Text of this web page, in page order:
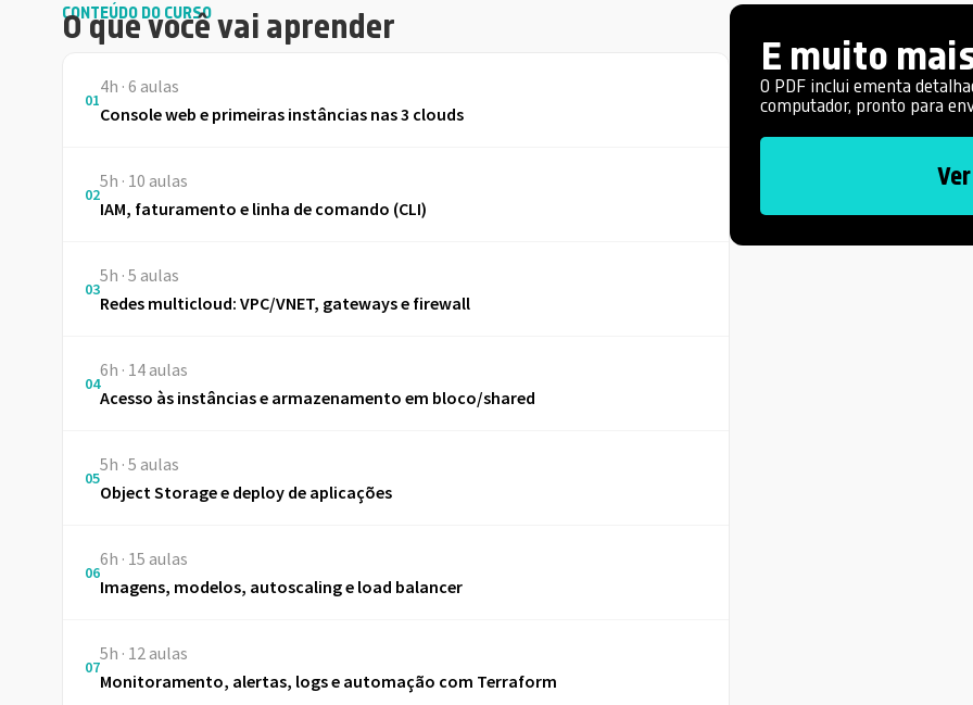
CONTEÚDO DO CURSO
O que você vai aprender
01
4h · 6 aulas
Console web e primeiras instâncias nas 3 clouds
02
5h · 10 aulas
IAM, faturamento e linha de comando (CLI)
03
5h · 5 aulas
Redes multicloud: VPC/VNET, gateways e firewall
04
6h · 14 aulas
Acesso às instâncias e armazenamento em bloco/shared
05
5h · 5 aulas
Object Storage e deploy de aplicações
06
6h · 15 aulas
Imagens, modelos, autoscaling e load balancer
07
5h · 12 aulas
Monitoramento, alertas, logs e automação com Terraform
E muito
O PDF inclui ementa
computador, pronto para